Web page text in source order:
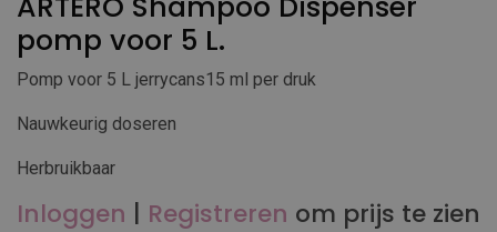
pomp voor 5 L.
Pomp voor 5 L jerrycans15 ml per druk
Nauwkeurig doseren
Herbruikbaar
Inloggen | Registreren om prijs te zien